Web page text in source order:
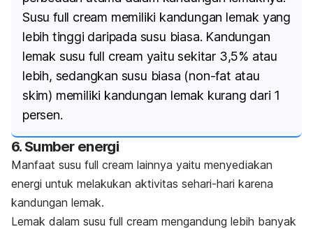
Susu full cream memiliki kandungan lemak yang
lebih tinggi daripada susu biasa. Kandungan
lemak susu full cream yaitu sekitar 3,5% atau
lebih, sedangkan susu biasa (non-fat atau
skim) memiliki kandungan lemak kurang dari 1
persen.
6. Sumber energi
Manfaat susu full cream lainnya yaitu menyediakan
energi untuk melakukan aktivitas sehari-hari karena
kandungan lemak.
Lemak dalam susu full cream mengandung lebih banyak